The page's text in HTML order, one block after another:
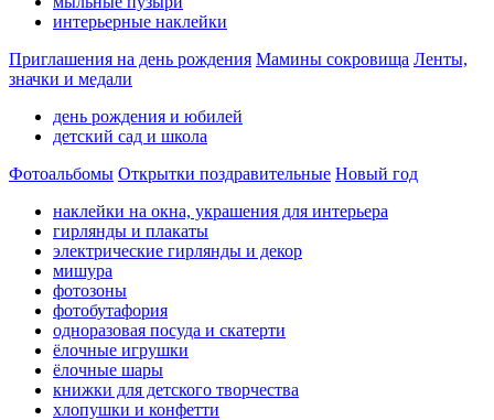
интерьерные наклейки
Приглашения на день рождения Мамины сокровища Ленты,
значки и медали
день рождения и юбилей
детский сад и школа
Фотоальбомы Открытки поздравительные Новый год
наклейки на окна, украшения для интерьера
гирлянды и плакаты
электрические гирлянды и декор
мишура
фотозоны
фотобутафория
одноразовая посуда и скатерти
ёлочные игрушки
ёлочные шары
книжки для детского творчества
хлопушки и конфетти